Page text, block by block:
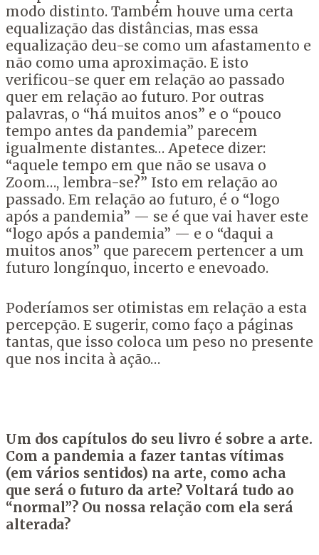
modo distinto. Também houve uma certa
equalização das distâncias, mas essa
equalização deu-se como um afastamento e
não como uma aproximação. E isto
verificou-se quer em relação ao passado
quer em relação ao futuro. Por outras
palavras, o “há muitos anos” e o “pouco
tempo antes da pandemia” parecem
igualmente distantes… Apetece dizer:
“aquele tempo em que não se usava o
Zoom…, lembra-se?” Isto em relação ao
passado. Em relação ao futuro, é o “logo
após a pandemia” — se é que vai haver este
“logo após a pandemia” — e o “daqui a
muitos anos” que parecem pertencer a um
futuro longínquo, incerto e enevoado.
Poderíamos ser otimistas em relação a esta
percepção. E sugerir, como faço a páginas
tantas, que isso coloca um peso no presente
que nos incita à ação…
Um dos capítulos do seu livro é sobre a arte.
Com a pandemia a fazer tantas vítimas
(em vários sentidos) na arte, como acha
que será o futuro da arte? Voltará tudo ao
“normal”? Ou nossa relação com ela será
alterada?